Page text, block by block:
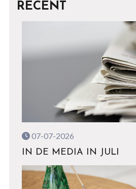
RECENT
07-07-2026
IN DE MEDIA IN JULI